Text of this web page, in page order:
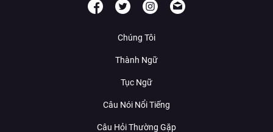
Chúng Tôi
Thành Ngữ
Tục Ngữ
Câu Nói Nổi Tiếng
Câu Hỏi Thường Gặp